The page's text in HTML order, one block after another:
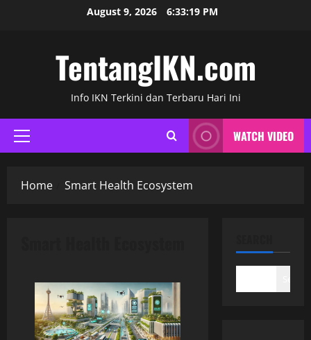
August 9, 2026 6:33:20 PM
TentangIKN.com
Info IKN Terkini dan Terbaru Hari Ini
Primary
Menu
WATCH VIDEO
Home Smart Health Ecosystem